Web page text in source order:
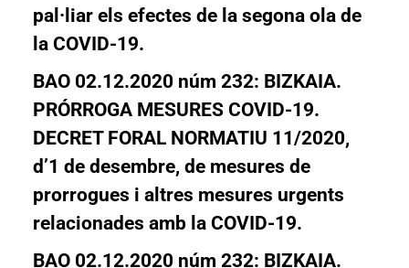
pal·liar els efectes de la segona ola de
la COVID-19.
BAO 02.12.2020 núm 232: BIZKAIA.
PRÓRROGA MESURES COVID-19.
DECRET FORAL NORMATIU 11/2020,
d’1 de desembre, de mesures de
prorrogues i altres mesures urgents
relacionades amb la COVID-19.
BAO 02.12.2020 núm 232: BIZKAIA.